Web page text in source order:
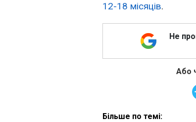
12-18 місяців.
Не
Або
Більше по темі: